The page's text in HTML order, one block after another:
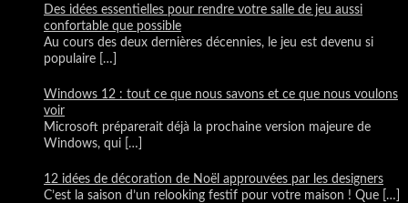
Des idées essentielles pour rendre votre salle de jeu aussi
confortable que possible
Au cours des deux dernières décennies, le jeu est devenu si
populaire
[…]
Windows 12 : tout ce que nous savons et ce que nous voulons
voir
Microsoft préparerait déjà la prochaine version majeure de
Windows, qui
[…]
12 idées de décoration de Noël approuvées par les designers
C’est la saison d’un relooking festif pour votre maison ! Que
[…]